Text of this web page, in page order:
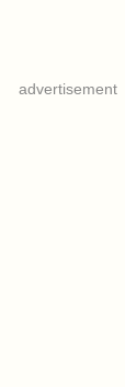
advertisement